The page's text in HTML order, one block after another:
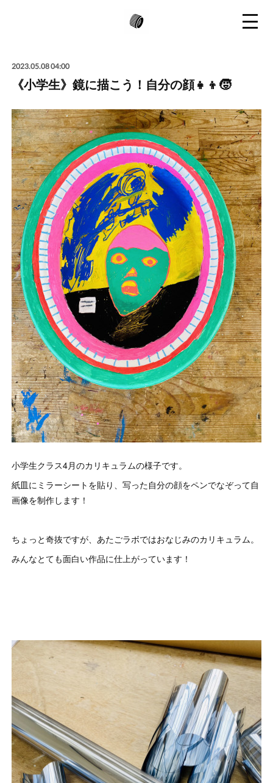
2023.05.08 04:00
《小学生》鏡に描こう！自分の顔👧👦🧒
小学生クラス4月のカリキュラムの様子です。
紙皿にミラーシートを貼り、写った自分の顔をペンでなぞって自
画像を制作します！
ちょっと奇抜ですが、あたごラボではおなじみのカリキュラム。
みんなとても面白い作品に仕上がっています！